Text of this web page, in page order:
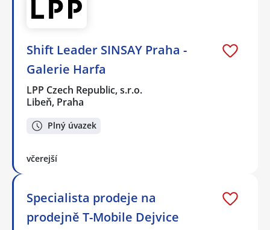
Shift Leader SINSAY Praha -
Galerie Harfa
LPP Czech Republic, s.r.o.
Libeň, Praha
Plný úvazek
včerejší
Specialista prodeje na
prodejně T-Mobile Dejvice